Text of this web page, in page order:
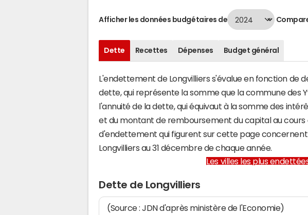
Afficher les données budgétaires de
Dette Recettes Dépenses Budget général
L'endettement de Longvilliers s'évalue en fonction de
dette, qui représente la somme que la commune des
l'annuité de la dette, qui équivaut à la somme des
et du montant de remboursement du capital au cours
d'endettement qui figurent sur cette page concernent
Longvilliers au 31 décembre de chaque année.
Les villes les plus
Dette de Longvilliers
(Source : JDN d'après ministère de l'Economie)